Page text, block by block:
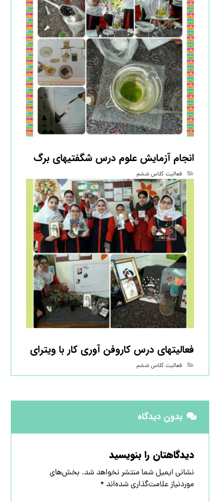
انجام آزمایش علوم درس شگفتیهای برگ
فعالیت کلاس ششم
فعالیتهای درس کاروفن آوری کار با ویترای
فعالیت کلاس ششم
بدون دیدگاه
دیدگاهتان را بنویسید
نشانی ایمیل شما منتشر نخواهد شد. بخش‌های
موردنیاز علامت‌گذاری شده‌اند *